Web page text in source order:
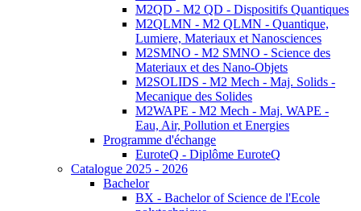
M2QD - M2 QD - Dispositifs Quantiques
M2QLMN - M2 QLMN - Quantique,
Lumiere, Materiaux et Nanosciences
M2SMNO - M2 SMNO - Science des
Materiaux et des Nano-Objets
M2SOLIDS - M2 Mech - Maj. Solids -
Mecanique des Solides
M2WAPE - M2 Mech - Maj. WAPE -
Eau, Air, Pollution et Energies
Programme d'échange
EuroteQ - Diplôme EuroteQ
Catalogue 2025 - 2026
Bachelor
BX - Bachelor of Science de l'Ecole